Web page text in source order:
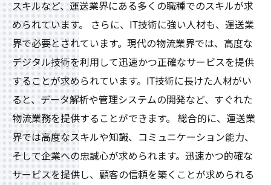
スキルなど、運送業界にある多くの職種でのスキルが求
められています。 さらに、IT技術に強い人材も、運送業
界で必要とされています。現代の物流業界では、高度な
デジタル技術を利用して迅速かつ正確なサービスを提供
することが求められています。IT技術に長けた人材がい
ると、データ解析や管理システムの開発など、すぐれた
物流業務を提供することができます。 総合的に、運送業
界では高度なスキルや知識、コミュニケーション能力、
そして企業への忠誠心が求められます。迅速かつ的確な
サービスを提供し、顧客の信頼を築くことが求められる